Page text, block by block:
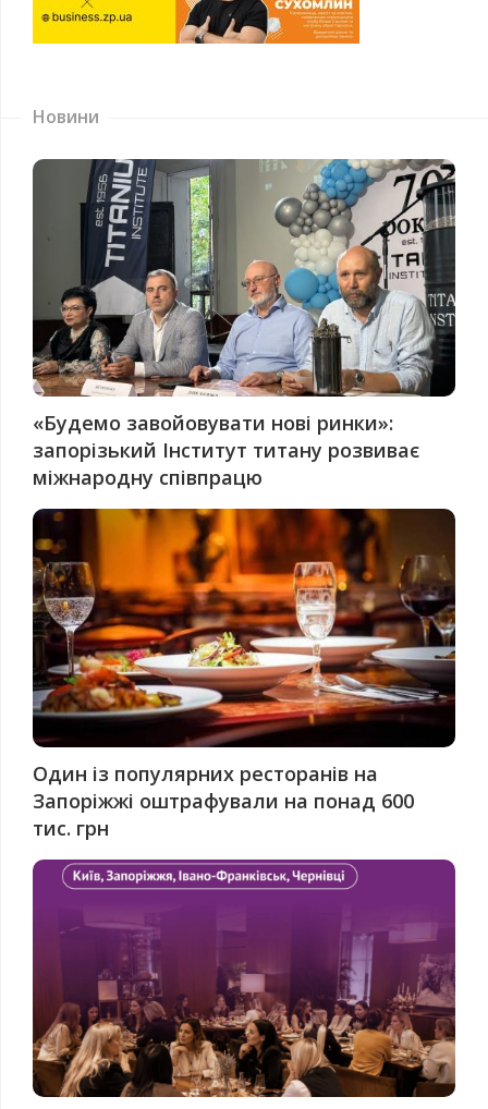
Новини
«Будемо завойовувати нові ринки»:
запорізький Інститут титану розвиває
міжнародну співпрацю
Один із популярних ресторанів на
Запоріжжі оштрафували на понад 600
тис. грн